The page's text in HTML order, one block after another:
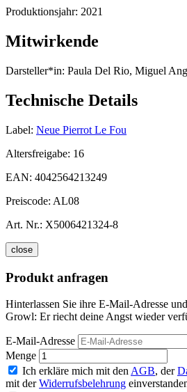
Produktionsjahr: 2021
Mitwirkende
Darsteller*in: Paula Del Rio, Miguel
Technische Details
Label: Neue Pierrot Le Fou
Altersfreigabe: 16
EAN: 4042564213249
Preiscode: AL08
Art. Nr.: X5006421324-8
close
Produkt anfragen
Hinterlassen Sie ihre E-Mail-Adresse
Growl: Er riecht deine Angst wieder
E-Mail-Adresse
Menge
Ich erkläre mich mit den AGB, der
mit derWiderrufsbelehrung